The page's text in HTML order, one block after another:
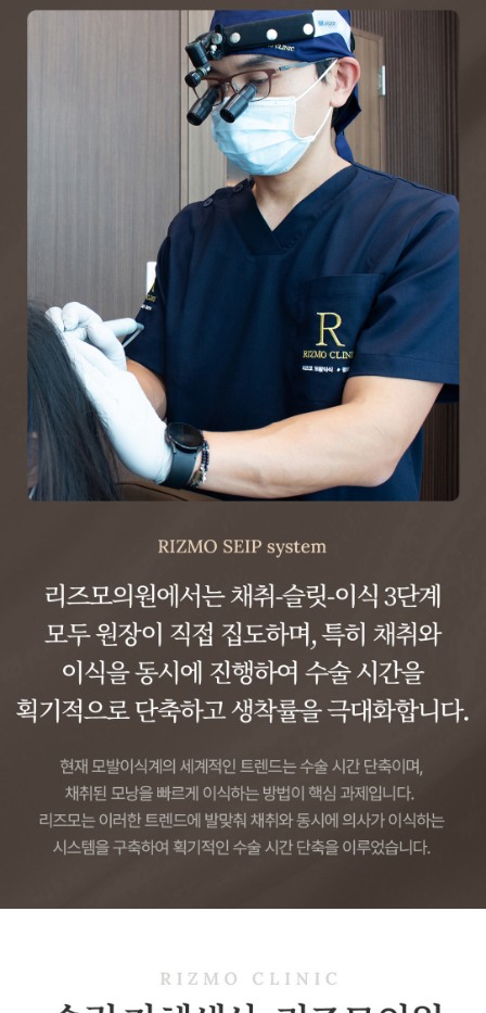
중요한데요:)
정기적인 두피 스케일링과 맞춤
관리로 두피 건강을 지키고
탈모 속도를 늦출 수 있습니다!😊
있다?! | SUCRA 점수 96%의
비밀
💡 약물 없이 내 혈액으로 모발을
되살리는 PRP 탈모 치료!
🧬 PRP란?
PRP(Platelet-Rich Plasma)는 자가
혈액에서 추출한 혈소판 풍부
혈장으로,
모낭 재생과 모발 성장에 직접
관여하는 성장 인자를 고농도로
주사해 탈모를 개선하는 치료입니다
🤗
두피문신 면적 계산, 이렇게 하는
거였어?! | 탈모 전문 병원의
두피문신 계산법!
오늘 영상에서는 리즈모의원의
두피문신 면적 계산법과 디자인
잡는 방법에 대해 다뤄봤는데요😊
여러분은 두피문신을 고려하시면서
궁금하신 부분 있으셨나요?
탈모 치료 뭐가 좋을까? 탈모
유형별 치료 효과 정리해
드립니다😎
너무 많아서 헷갈리는 탈모 치료
방법들!
유형별로 효과적인 치료법은 따로
이번 영상에서는 탈모 주사치료에
대해 알아볼까요~?
두피문신 기법 총정리!😎 두피
SMP 기법별 차이점 | 가장
자연스러운 두피문신은?🤫
도트? 스트로크? 페인팅?
생소한 두피문신, 기법별 차이점을
모~두 정리해 드립니다!😎
유지 기간과 시술 횟수, 통증까지!
나에게 맞는 두피문신 방식을
알아볼까요~?
두피문신, 이런 분들께
추천드리고 이런 경우는
피하세요!
탈모 해결의 새로운 선택!
두피문신에 대해 알아볼까요~?🤗
효과적일까요? 🤔
🧬PDRN 주사
DNA 회복 촉진, 두피 재생과 모발
성장을 도와줍니다!
💉보톡스 주사
두피 근육 이완, 혈류 개선으로 탈모
예방에 효과적!
모낭에 영양 공급, 건강한 모발
성장을 지원합니다!
무엇보다도 각 주사의 특성을
고려하여,
머리카락의 수명과 성장 주기,
건강한 머리카락을 위한 필수
정보!✨
머리카락의 수명은 얼마나 될까요?
모발의 성장 주기와 수명을
알아볼까요?💇‍♂
영양제만으로 탈모 해결?🤔
꾸준한 섭취입니다💊
또한, 건강한 식습관! 스트레스 관리!
충분한 수면 등
여러 가지 생활 습관이 함께 조화를
이루어야 효과를 볼 수 있습니다💪
모발이식 선택하기 전에 알고
가자!💇‍♀️ 절개식과 비절개식, 아직
고민 중이라면?😊
절개와 비절개로 나눠지는
모발이식!
많은 사람들이 비절개식을 선택하는
이유에 대해 알아볼까요~?✨
가능합니다~